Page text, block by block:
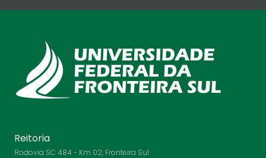
Reitoria
Rodovia SC 484 - Km 02, Fronteira Sul